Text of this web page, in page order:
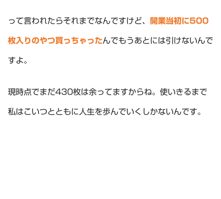
って言われたらそれまでなんですけど、 開業当初に500
枚入りのやつ買っちゃったんでもうあとには引けないんで
すよ。
現時点でまだ430枚は余ってますからね。使いきるまで
私はこいつとともに人生を歩んでいくしかないんです。